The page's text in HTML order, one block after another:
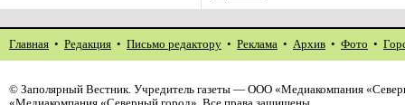
Главная • Редакция • Письмо редактору • Реклама • Архив • Фото •
© Заполярный Вестник. Учредитель газеты — ООО «Медиакомпания